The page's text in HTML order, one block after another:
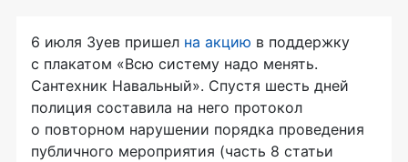
6 июля Зуев пришел на акцию в поддержку
с плакатом «Всю систему надо менять.
Сантехник Навальный». Спустя шесть дней
полиция составила на него протокол
о повторном нарушении порядка проведения
публичного мероприятия (часть 8 статьи